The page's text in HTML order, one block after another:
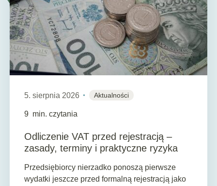
5. sierpnia 2026 Aktualności
9 min. czytania
Odliczenie VAT przed rejestracją –
zasady, terminy i praktyczne ryzyka
Przedsiębiorcy nierzadko ponoszą pierwsze
wydatki jeszcze przed formalną rejestracją jako